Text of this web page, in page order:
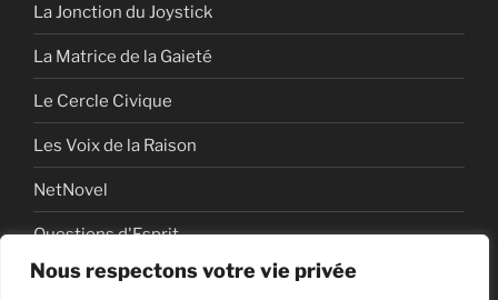
Nous respectons votre vie privée
La Jonction du Joystick
La Matrice de la Gaieté
Le Cercle Civique
Les Voix de la Raison
NetNovel
Questions d'Esprit
Série